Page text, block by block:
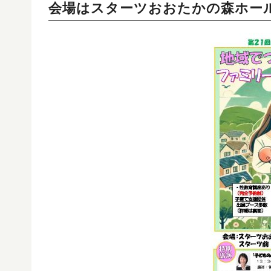
会場はスターツおおたかの森ホー